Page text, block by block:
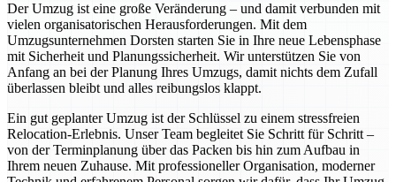
Der Umzug ist eine große Veränderung – und damit verbunden mit
vielen organisatorischen Herausforderungen. Mit dem
Umzugsunternehmen Dorsten starten Sie in Ihre neue Lebensphase
mit Sicherheit und Planungssicherheit. Wir unterstützen Sie von
Anfang an bei der Planung Ihres Umzugs, damit nichts dem Zufall
überlassen bleibt und alles reibungslos klappt.
Ein gut geplanter Umzug ist der Schlüssel zu einem stressfreien
Relocation-Erlebnis. Unser Team begleitet Sie Schritt für Schritt –
von der Terminplanung über das Packen bis hin zum Aufbau in
Ihrem neuen Zuhause. Mit professioneller Organisation, moderner